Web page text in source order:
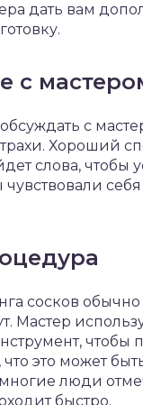
дать вам
с
с
Хороший
слова, чтобы
сосков обычно
Мастер
чтобы
это может
люди
быстро.